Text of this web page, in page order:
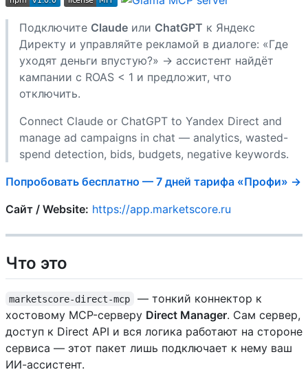
Подключите Claude или ChatGPT к Яндекс
Директу и управляйте рекламой в диалоге: «Где
уходят деньги впустую?» → ассистент найдёт
кампании с ROAS < 1 и предложит, что
отключить.
Connect Claude or ChatGPT to Yandex Direct and
manage ad campaigns in chat — analytics, wasted-
spend detection, bids, budgets, negative keywords.
Попробовать бесплатно — 7 дней тарифа «Профи» →
Сайт / Website: https://app.marketscore.ru
Что это
marketscore-direct-mcp
— тонкий коннектор к
хостовому MCP-серверу Direct Manager. Сам сервер,
доступ к Direct API и вся логика работают на стороне
сервиса — этот пакет лишь подключает к нему ваш
ИИ-ассистент.